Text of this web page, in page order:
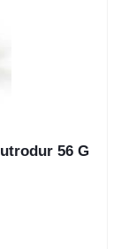
56 G